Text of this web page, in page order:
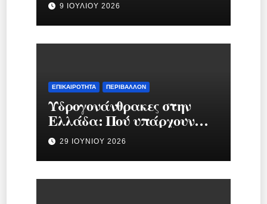
9 ΙΟΥΛΊΟΥ 2026
ΕΠΙΚΑΙΡΌΤΗΤΑ ΠΕΡΙΒΆΛΛΟΝ
Υδρογονάνθρακες στην
Ελλάδα: Πού υπάρχουν
κοιτάσματα και γιατί
προκαλούν τόση συζήτηση;
29 ΙΟΥΝΊΟΥ 2026